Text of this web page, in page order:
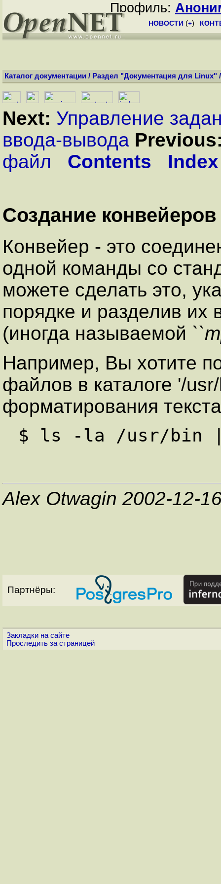
Профиль:
НОВОСТИ (+)
Каталог документации / Раздел "Документация для Linux"
Next: Управление
ввода-вывода
файл
Contents Index
Создание конвейеров
Конвейер - это
одной команды со
можете сделать это,
порядке и разделив их
(иногда называемой
Например, Вы хотите
файлов в каталоге '/
форматирования
Alex Otwagin 2002-12-
Партнёры:
Закладки на сайте
Проследить за страницей